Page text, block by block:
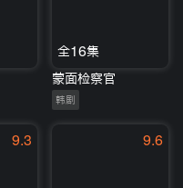
全16集
蒙面检察官
韩剧
9.3 9.6